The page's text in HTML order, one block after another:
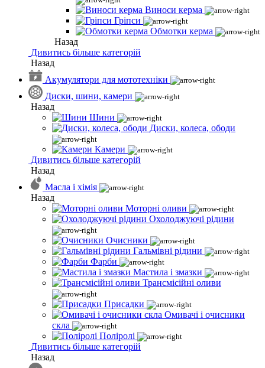
Виноси керма
Гріпси
Обмотки керма
Назад
Дивитись більше категорій
Назад
Акумулятори для мототехніки
Диски, шини, камери
Назад
Шини
Диски, колеса, ободи
Камери
Дивитись більше категорій
Назад
Масла і хімія
Назад
Моторні оливи
Охолоджуючі рідини
Очисники
Гальмівні рідини
Фарби
Мастила і змазки
Трансмісійні оливи
Присадки
Омивачі і очисники
скла
Поліролі
Дивитись більше категорій
Назад